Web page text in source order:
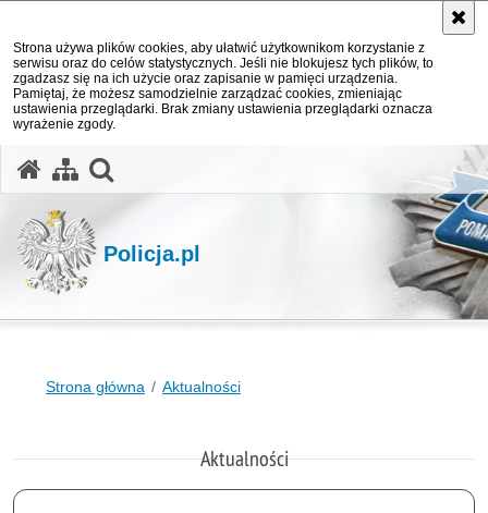
Strona używa plików cookies, aby ułatwić użytkownikom korzystanie z
serwisu oraz do celów statystycznych. Jeśli nie blokujesz tych plików, to
zgadzasz się na ich użycie oraz zapisanie w pamięci urządzenia.
Pamiętaj, że możesz samodzielnie zarządzać cookies, zmieniając
ustawienia przeglądarki. Brak zmiany ustawienia przeglądarki oznacza
wyrażenie zgody.
Policja.pl
Strona główna Aktualności
Aktualności